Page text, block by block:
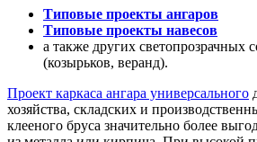
Типовые проекты ангаров
Типовые проекты навесов
а также других светопрозрачных
(козырьков, веранд).
Проект каркаса ангара универсального
хозяйства, складских и
клееного бруса значительно более